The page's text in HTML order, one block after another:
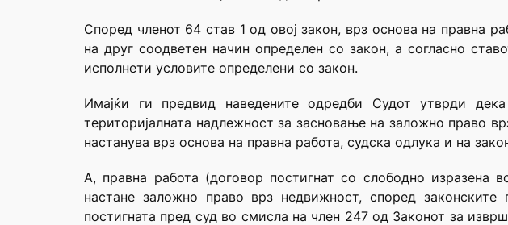
Според членот 64 став 1 од овој закон, врз основа на правна
на друг соодветен начин определен со закон, а согласно
исполнети условите определени со закон.
Имајќи ги предвид наведените одредби Судот утврди
територијалната надлежност за засновање на заложно право
настанува врз основа на правна работа, судска одлука и на
А, правна работа (договор постигнат со слободно изразена
настане заложно право врз недвижност, според
постигната пред суд во смисла на член 247 од Законот за